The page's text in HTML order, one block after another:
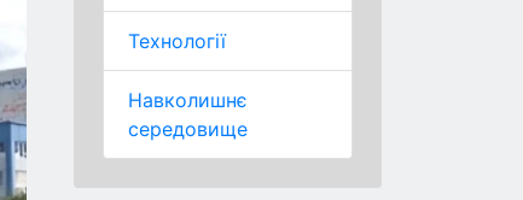
Технології
Навколишнє
середовище